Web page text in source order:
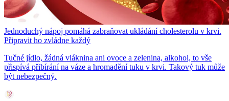
Jednoduchý nápoj pomáhá zabraňovat ukládání cholesterolu v krvi.
Připravit ho zvládne každý
Tučné jídlo, žádná vláknina ani ovoce a zelenina, alkohol, to vše
přispívá přibírání na váze a hromadění tuku v krvi. Takový tuk může
být nebezpečný.